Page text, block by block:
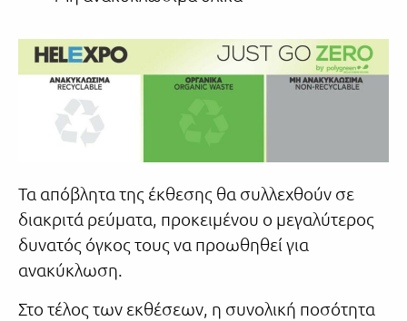
Τα απόβλητα της έκθεσης θα συλλεχθούν σε
διακριτά ρεύματα, προκειμένου ο μεγαλύτερος
δυνατός όγκος τους να προωθηθεί για
ανακύκλωση.
Στο τέλος των εκθέσεων, η συνολική ποσότητα